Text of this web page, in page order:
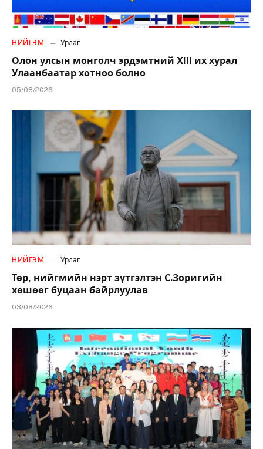
НИЙГЭМ Урлаг
Олон улсын монголч эрдэмтний XIII их хурал
Улаанбаатар хотноо болно
05/08/2026
НИЙГЭМ Урлаг
Төр, нийгмийн нэрт зүтгэлтэн С.Зоригийн
хөшөөг буцаан байрлуулав
03/08/2026